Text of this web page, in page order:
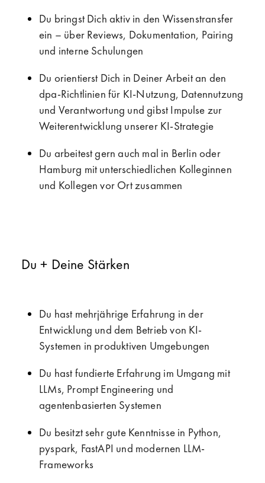
Du bringst Dich aktiv in den Wissenstransfer
ein – über Reviews, Dokumentation, Pairing
und interne Schulungen
Du orientierst Dich in Deiner Arbeit an den
dpa-Richtlinien für KI-Nutzung, Datennutzung
und Verantwortung und gibst Impulse zur
Weiterentwicklung unserer KI-Strategie
Du arbeitest gern auch mal in Berlin oder
Hamburg mit unterschiedlichen Kolleginnen
und Kollegen vor Ort zusammen
Du + Deine Stärken
Du hast mehrjährige Erfahrung in der
Entwicklung und dem Betrieb von KI-
Systemen in produktiven Umgebungen
Du hast fundierte Erfahrung im Umgang mit
LLMs, Prompt Engineering und
agentenbasierten Systemen
Du besitzt sehr gute Kenntnisse in Python,
pyspark, FastAPI und modernen LLM-
Frameworks